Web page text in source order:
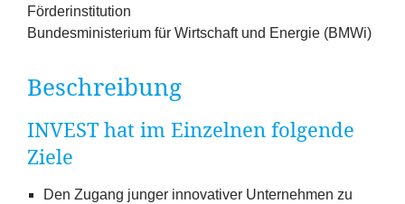
Förderinstitution
Bundesministerium für Wirtschaft und Energie (BMWi)
Beschreibung
INVEST hat im Einzelnen folgende
Ziele
Den Zugang junger innovativer Unternehmen zu